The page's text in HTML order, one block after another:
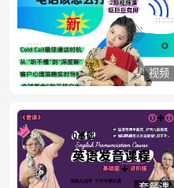
视频